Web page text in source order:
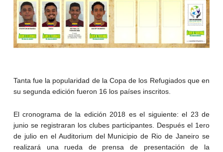
Tanta fue la popularidad de la Copa de los Refugiados que en
su segunda edición fueron 16 los países inscritos.
El cronograma de la edición 2018 es el siguiente: el 23 de
junio se registraran los clubes participantes. Después el 1ero
de julio en el Auditorium del Municipio de Rio de Janeiro se
realizará una rueda de prensa de presentación de la